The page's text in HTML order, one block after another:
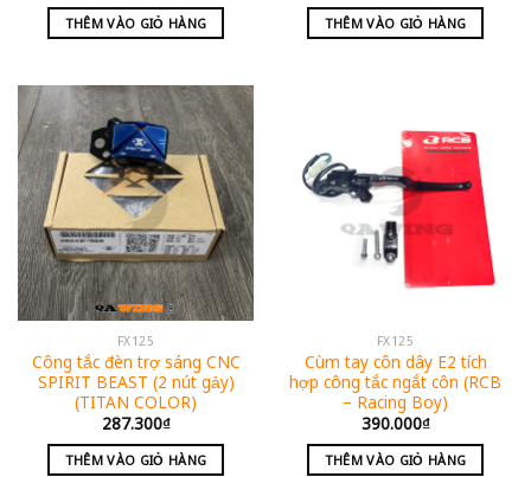
THÊM VÀO GIỎ HÀNG THÊM VÀO GIỎ HÀNG
FX125
Công tắc đèn trợ sáng CNC
SPIRIT BEAST (2 nút gảy)
(TITAN COLOR)
287.300₫
THÊM VÀO GIỎ HÀNG
FX125
Cùm tay côn dây E2 tích
hợp công tắc ngắt côn (RCB
– Racing Boy)
390.000₫
THÊM VÀO GIỎ HÀNG